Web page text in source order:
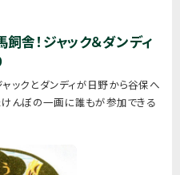
飼舎！ジャック＆ダンディ
ックとダンディが日野から谷保へ
けんぼの一画に誰もが参加できる